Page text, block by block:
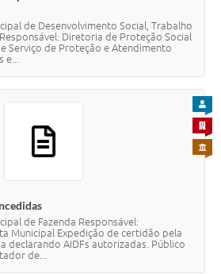
de Desenvolvimento Social, Trabalho
Diretoria de Proteção Social
Serviço de Proteção e Atendimento
de Fazenda Responsável:
Municipal Expedição de certidão pela
declarando AIDFs autorizadas. Público
de...
PARA
PARA